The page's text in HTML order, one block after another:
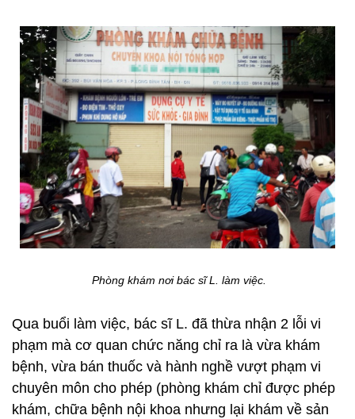
Phòng khám nơi bác sĩ L. làm việc.
Qua buổi làm việc, bác sĩ L. đã thừa nhận 2 lỗi vi
phạm mà cơ quan chức năng chỉ ra là vừa khám
bệnh, vừa bán thuốc và hành nghề vượt phạm vi
chuyên môn cho phép (phòng khám chỉ được phép
khám, chữa bệnh nội khoa nhưng lại khám về sản